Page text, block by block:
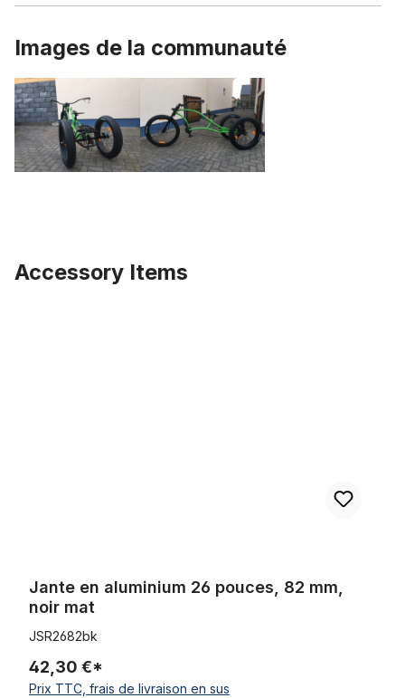
Images de la communauté
Accessory Items
Jante en aluminium 26 pouces, 82 mm,
noir mat
JSR2682bk
42,30 €*
Prix TTC, frais de livraison en sus